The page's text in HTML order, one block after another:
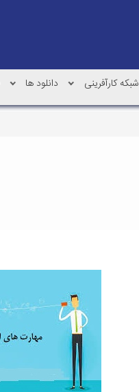
شبکه کارآفرینی دانلود ها